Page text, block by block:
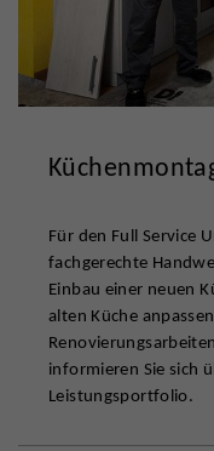
Für den Full Service
fachgerechte
Einbau einer neuen
alten Küche
informieren Sie sich
Leistungsportfolio.